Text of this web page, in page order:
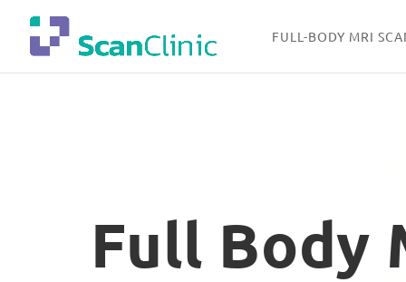
FULL-BODY MRI
Full Body